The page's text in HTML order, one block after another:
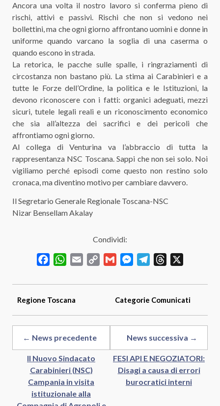
Ancora una volta il nostro lavoro si conferma pieno di
rischi, attivi e passivi. Rischi che non si vedono nei
bollettini, ma che ogni giorno affrontano uomini e donne in
uniforme quando varcano la soglia di una caserma o
quando escono in strada.
La retorica, le pacche sulle spalle, i ringraziamenti di
circostanza non bastano più. La stima ai Carabinieri e a
tutte le Forze dell’Ordine, la politica e le Istituzioni, la
devono riconoscere con i fatti: organici adeguati, mezzi
sicuri, tutele legali reali e un riconoscimento economico
che sia all’altezza dei sacrifici e dei pericoli che
affrontiamo ogni giorno.
Al collega di Venturina va l’abbraccio di tutta la
rappresentanza NSC Toscana. Sappi che non sei solo. Noi
vigiliamo perché episodi come questo non restino solo
cronaca, ma diventino motivo per cambiare davvero.
Il Segretario Generale Regionale Toscana-NSC
Nizar Bensellam Akalay
Condividi:
FacebookWhatsApp
Email
Copy
Gmail MessengerTelegramThreads
Regione Toscana Categorie Comunicati
← News precedente
Il Nuovo Sindacato
Carabinieri (NSC)
Campania in visita
istituzionale alla
News successiva →
FESI API E NEGOZIATORI:
Disagi a causa di errori
burocratici interni